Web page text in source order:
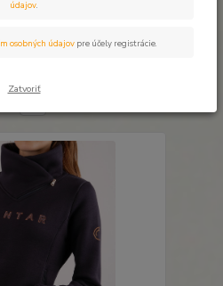
údajov.
osobných údajov pre účely registrácie.
Zatvoriť